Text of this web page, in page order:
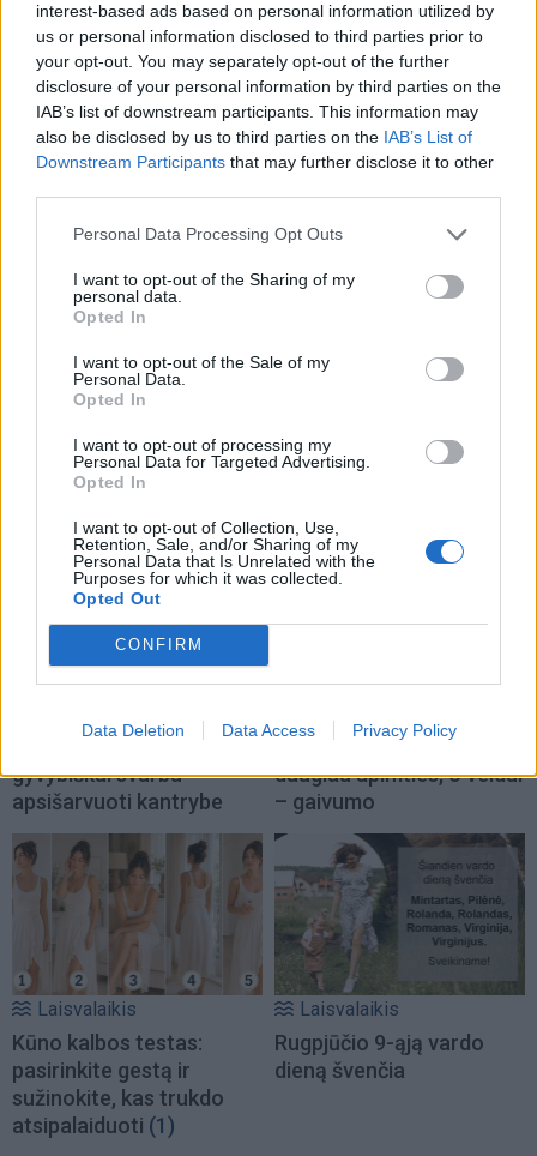
interest-based ads based on personal information utilized by
us or personal information disclosed to third parties prior to
your opt-out. You may separately opt-out of the further
disclosure of your personal information by third parties on the
IAB’s list of downstream participants. This information may
also be disclosed by us to third parties on the IAB’s List of
Downstream Participants that may further disclose it to other
Personal Data Processing Opt Outs
I want to opt-out of the Sharing of my
personal data.
Opted In
I want to opt-out of the Sale of my
Personal Data.
Opted In
I want to opt-out of processing my
Personal Data for Targeted Advertising.
Opted In
I want to opt-out of Collection, Use,
Retention, Sale, and/or Sharing of my
Personal Data that Is Unrelated with the
Purposes for which it was collected.
Opted Out
CONFIRM
Data Deletion Data Access Privacy Policy
Privacy PolicyandTerms of
Service apply.
TAIP PAT SKAITYKITE
Laisvalaikis
Trys Zodiako ženklai,
gyvybiškai svarbu
apsišarvuoti kantrybe
Laisvalaikis
Šie trumpi kirpimai po 50
metų suteikia plaukams
daugiau apimties, o veidui
– gaivumo
Laisvalaikis
Kūno kalbos testas:
pasirinkite gestą ir
sužinokite, kas trukdo
atsipalaiduoti (1)
Laisvalaikis
Rugpjūčio 9-ąją vardo
dieną švenčia